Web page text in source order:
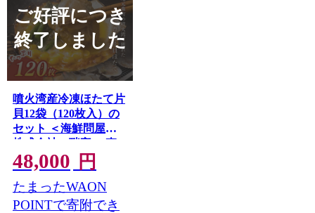
ご好評につき
終了しました
噴火湾産冷凍ほたて片
貝12袋（120枚入）の
セット ＜海鮮問屋
株式会社 瑞宝＞ 森
町 ほたて 帆立 ホタテ
海産物 魚貝類 ふるさ
と納税 北海道 mr1-
0063
48,000 円
たまったWAON
POINTで寄附でき